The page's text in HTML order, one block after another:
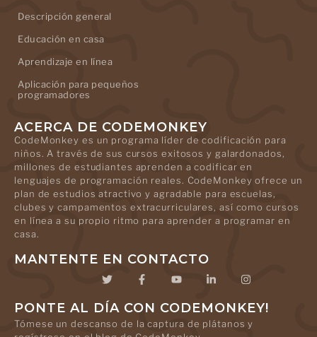
Descripción general
Educación en casa
Aprendizaje en línea
Aplicación para pequeños
programadores
ACERCA DE CODEMONKEY
CodeMonkey es un programa líder de codificación para
niños. A través de sus cursos exitosos y galardonados,
millones de estudiantes aprenden a codificar en
lenguajes de programación reales. CodeMonkey ofrece un
plan de estudios atractivo y agradable para escuelas,
clubes y campamentos extracurriculares, así como cursos
en línea a su propio ritmo para aprender a programar en
casa.
MANTENTE EN CONTACTO
PONTE AL DÍA CON CODEMONKEY!
Tómese un descanso de la captura de plátanos y